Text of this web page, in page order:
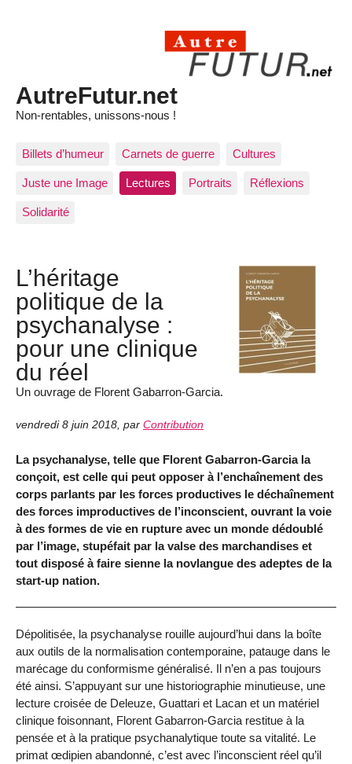
AutreFutur.net
Non-rentables, unissons-nous !
Billets d’humeur Carnets de guerre Cultures
Juste une Image Lectures Portraits Réflexions
Solidarité
L’héritage
politique de la
psychanalyse :
pour une clinique
du réel
Un ouvrage de Florent Gabarron-Garcia.
vendredi 8 juin 2018 par Contribution
La psychanalyse, telle que Florent Gabarron-Garcia la
conçoit, est celle qui peut opposer à l’enchaînement des
corps parlants par les forces productives le déchaînement
des forces improductives de l’inconscient, ouvrant la voie
à des formes de vie en rupture avec un monde dédoublé
par l’image, stupéfait par la valse des marchandises et
tout disposé à faire sienne la novlangue des adeptes de la
start-up nation.
Dépolitisée, la psychanalyse rouille aujourd’hui dans la boîte
aux outils de la normalisation contemporaine, patauge dans le
marécage du conformisme généralisé. Il n’en a pas toujours
été ainsi. S’appuyant sur une historiographie minutieuse, une
lecture croisée de Deleuze, Guattari et Lacan et un matériel
clinique foisonnant, Florent Gabarron-Garcia restitue à la
pensée et à la pratique psychanalytique toute sa vitalité. Le
primat œdipien abandonné, c’est avec l’inconscient réel qu’il